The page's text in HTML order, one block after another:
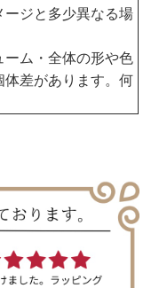
ージと多少異なる場
ーム・全体の形や色
体差があります。何